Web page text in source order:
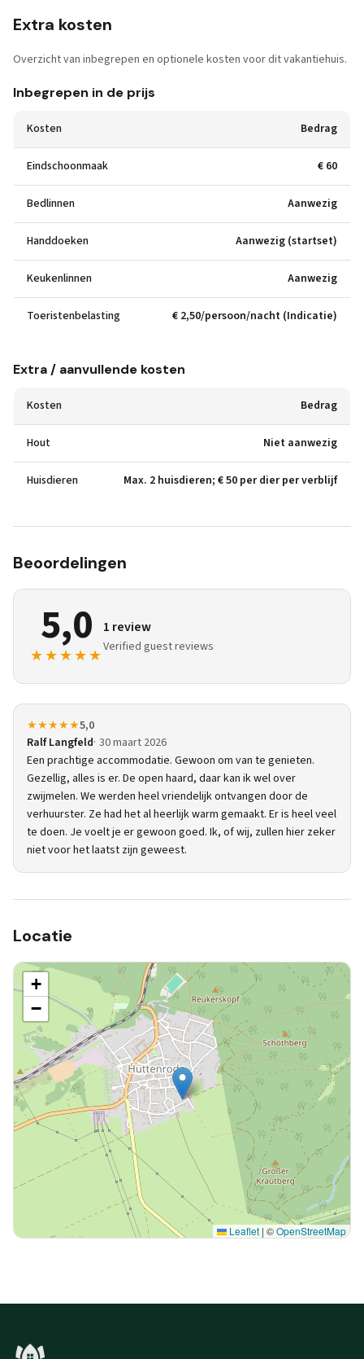
Extra kosten
Overzicht van inbegrepen en optionele kosten voor dit vakantiehuis.
Inbegrepen in de prijs
Kosten Bedrag
Eindschoonmaak € 60
Bedlinnen Aanwezig
Handdoeken Aanwezig (startset)
Keukenlinnen Aanwezig
Toeristenbelasting € 2,50/persoon/nacht (Indicatie)
Extra / aanvullende kosten
Kosten Bedrag
Hout Niet aanwezig
Huisdieren Max. 2 huisdieren; € 50 per dier per verblijf
Beoordelingen
5,0
★★★★★
1 review
Verified guest reviews
★★★★★5,0
Ralf Langfeld 30 maart 2026
Een prachtige accommodatie. Gewoon om van te genieten.
Gezellig, alles is er. De open haard, daar kan ik wel over
zwijmelen. We werden heel vriendelijk ontvangen door de
verhuurster. Ze had het al heerlijk warm gemaakt. Er is heel veel
te doen. Je voelt je er gewoon goed. Ik, of wij, zullen hier zeker
niet voor het laatst zijn geweest.
Locatie
+
−
Leaflet | ©OpenStreetMap